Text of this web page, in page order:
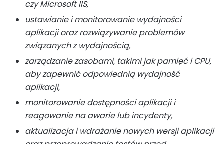
czy Microsoft IIS,
ustawianie i monitorowanie wydajności
aplikacji oraz rozwiązywanie problemów
związanych z wydajnością,
zarządzanie zasobami, takimi jak pamięć i CPU,
aby zapewnić odpowiednią wydajność
aplikacji,
monitorowanie dostępności aplikacji i
reagowanie na awarie lub incydenty,
aktualizacja i wdrażanie nowych wersji aplikacji